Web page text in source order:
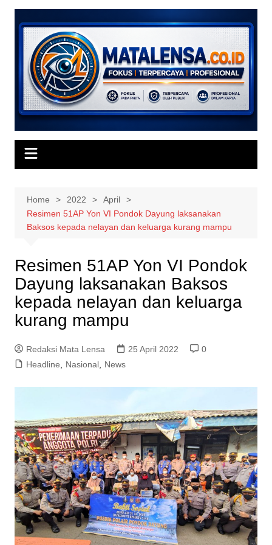
Skip
content
Home 2022
April
Resimen 51AP Yon VI Pondok Dayung laksanakan
Baksos kepada nelayan dan keluarga kurang mampu
Resimen 51AP Yon VI Pondok
Dayung laksanakan Baksos
kepada nelayan dan keluarga
kurang mampu
Redaksi Mata Lensa 25 April 2022
0
Headline
Nasional, News